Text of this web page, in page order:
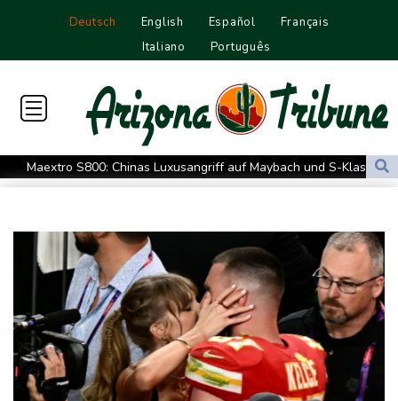
Deutsch English Español
Français
Italiano
Português
Maextro S800: Chinas Luxusangriff auf Maybach und S-Klasse
Leverkusen verlängert mit Carro und Rolfes
Schwimm-EM: Freiwasserstaffel um Wellbrock gewinnt Gold
US-Senat bestätigt Trumps umstrittenen Justizminister Blanche
Vulkan Ätna auf Sizilien erneut ausgebrochen - Ankünfte am
Flughafen Catania gestrichen
Selenskyj: Mindestens vier Tote durch russische Angriffe in
Region Kiew
Mercedes GLA neu gegen alt: Der große Sprung ins